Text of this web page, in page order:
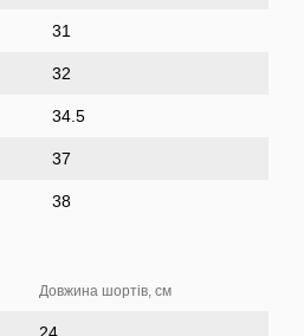
31
32
34.5
37
38
Довжина шортів, см